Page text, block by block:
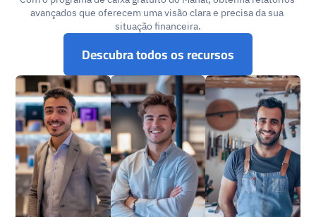
avançados que oferecem uma visão clara e precisa da sua
situação financeira.
Descubra todos os recursos